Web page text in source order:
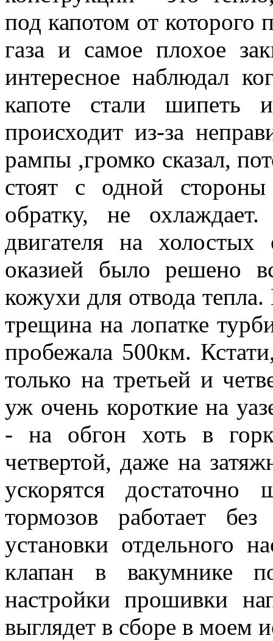
под капотом от которого
газа и самое плохое
интересное наблюдал
капоте стали шипеть
происходит из-за
рампы ,громко сказал,
стоят с одной
обратку, не
двигателя на
оказией было решено
кожухи для отвода тепла.
трещина на лопатке
пробежала 500км.
только на третьей и
уж очень короткие на
- на обгон хоть в
четвертой, даже на
ускорятся
тормозов работает
установки отдельного
клапан в вакумнике
настройки прошивки
выглядет в сборе в моем